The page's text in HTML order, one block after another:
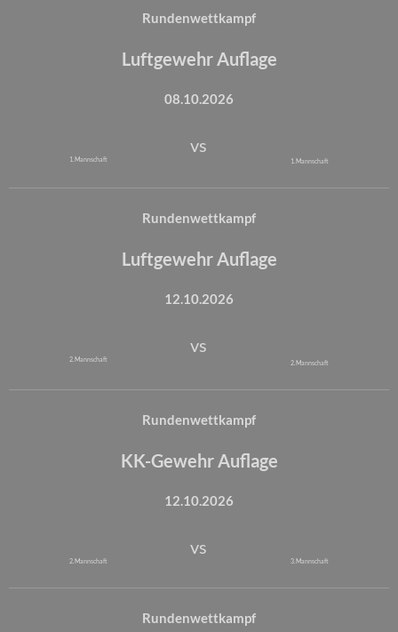
Rundenwettkampf
Luftgewehr Auflage
08.10.2026
1. Mannschaft
vs
1. Mannschaft
Rundenwettkampf
Luftgewehr Auflage
12.10.2026
2. Mannschaft
vs
2. Mannschaft
Rundenwettkampf
KK-Gewehr Auflage
12.10.2026
2. Mannschaft
vs
3. Mannschaft
Rundenwettkampf